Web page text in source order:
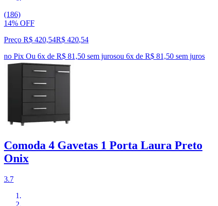
(186)
14% OFF
Preço R$ 420,54R$ 420,54
no Pix Ou 6x de R$ 81,50 sem jurosou 6x de R$ 81,50 sem juros
Comoda 4 Gavetas 1 Porta Laura Preto
Onix
3.7